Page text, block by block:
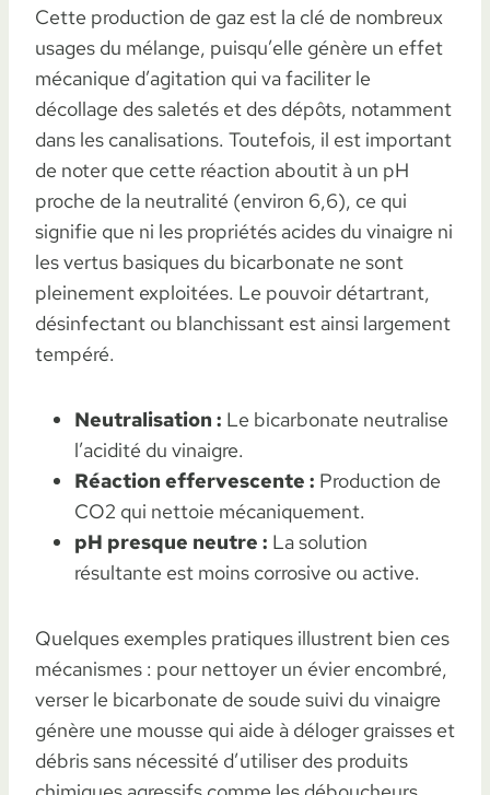
Cette production de gaz est la clé de nombreux
usages du mélange, puisqu’elle génère un effet
mécanique d’agitation qui va faciliter le
décollage des saletés et des dépôts, notamment
dans les canalisations. Toutefois, il est important
de noter que cette réaction aboutit à un pH
proche de la neutralité (environ 6,6), ce qui
signifie que ni les propriétés acides du vinaigre ni
les vertus basiques du bicarbonate ne sont
pleinement exploitées. Le pouvoir détartrant,
désinfectant ou blanchissant est ainsi largement
tempéré.
Neutralisation : Le bicarbonate neutralise
l’acidité du vinaigre.
Réaction effervescente : Production de
CO2 qui nettoie mécaniquement.
pH presque neutre : La solution
résultante est moins corrosive ou active.
Quelques exemples pratiques illustrent bien ces
mécanismes : pour nettoyer un évier encombré,
verser le bicarbonate de soude suivi du vinaigre
génère une mousse qui aide à déloger graisses et
débris sans nécessité d’utiliser des produits